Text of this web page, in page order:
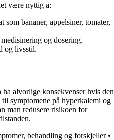
være nyttig å:
bananer, appelsiner, tomater,
og dosering.
og livsstil.
alvorlige konsekvenser hvis den
symptomene på hyperkalemi og
man redusere risikoen for
behandling og forskjeller•